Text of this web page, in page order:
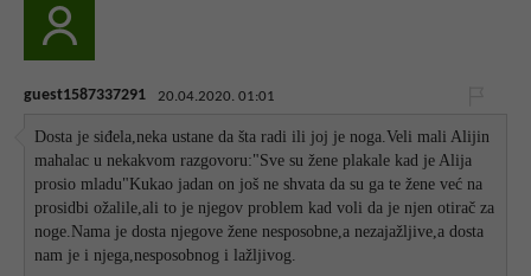
guest1587337291 20.04.2020. 01:01
Dosta je siđela,neka ustane da šta radi ili joj je noga.Veli mali Alijin
mahalac u nekakvom razgovoru:"Sve su žene plakale kad je Alija
prosio mladu"Kukao jadan on još ne shvata da su ga te žene već na
prosidbi ožalile,ali to je njegov problem kad voli da je njen otirač za
noge.Nama je dosta njegove žene nesposobne,a nezajažljive,a dosta
nam je i njega,nesposobnog i lažljivog.